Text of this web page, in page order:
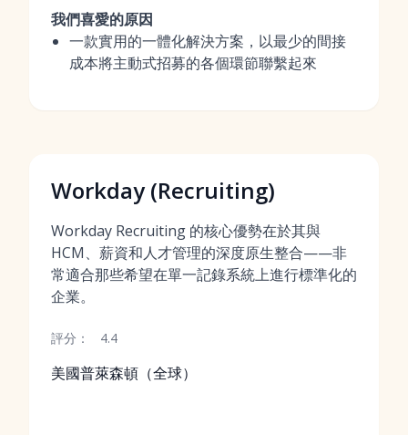
我們喜愛的原因
一款實用的一體化解決方案，以最少的間接
成本將主動式招募的各個環節聯繫起來
Workday (Recruiting)
Workday Recruiting 的核心優勢在於其與
HCM、薪資和人才管理的深度原生整合——非
常適合那些希望在單一記錄系統上進行標準化的
企業。
評分： 4.4
美國普萊森頓（全球）